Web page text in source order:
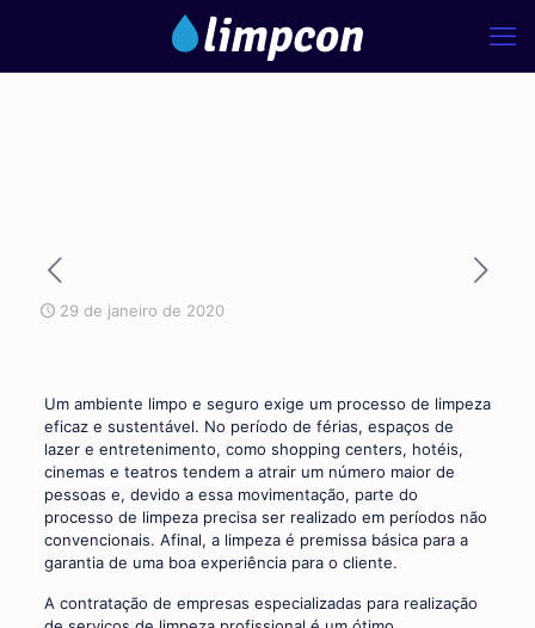
29 de janeiro de 2020
Um ambiente limpo e seguro exige um processo de limpeza
eficaz e sustentável. No período de férias, espaços de
lazer e entretenimento, como shopping centers, hotéis,
cinemas e teatros tendem a atrair um número maior de
pessoas e, devido a essa movimentação, parte do
processo de limpeza precisa ser realizado em períodos não
convencionais. Afinal, a limpeza é premissa básica para a
garantia de uma boa experiência para o cliente.
A contratação de empresas especializadas para realização